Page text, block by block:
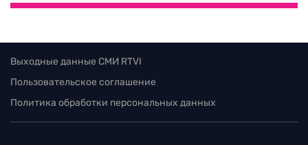
Выходные данные СМИ RTVI
Пользовательское соглашение
Политика обработки персональных данных